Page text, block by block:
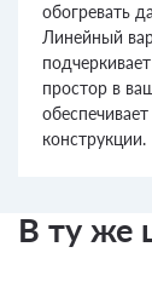
обогревать
Линейный
простор в
конструкции.
В ту же